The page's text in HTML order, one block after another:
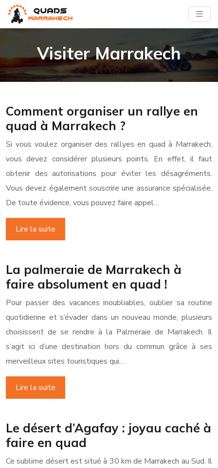
Visiter Marrakech
Comment organiser un rallye en
quad à Marrakech ?
Si vous voulez organiser des rallyes en quad à Marrakech,
vous devez considérer plusieurs points. En effet, il faut
obtenir des autorisations pour éviter les désagréments.
Vous devez également souscrire une assurance spécialisée.
De toute évidence, vous pouvez faire appel…
Lire la suite
La palmeraie de Marrakech à
faire absolument en quad !
Pour passer des vacances inoubliables, oublier sa routine
quotidienne et s’évader dans un nouveau monde, plusieurs
choisissent de se rendre à la Palmeraie de Marrakech. Il
s’agit ici d’une destination hors du commun grâce à ses
merveilleux sites touristiques qui…
Lire la suite
Le désert d’Agafay : joyau caché à
faire en quad
Ce sublime désert est situé à 30 km de Marrakech au Sud. Il